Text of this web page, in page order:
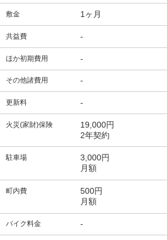
敷金 1ヶ月
共益費 -
ほか初期費用 -
その他諸費用 -
更新料 -
火災(家財)保険
19,000円
2年契約
駐車場
3,000円
月額
町内費
500円
月額
バイク料金 -